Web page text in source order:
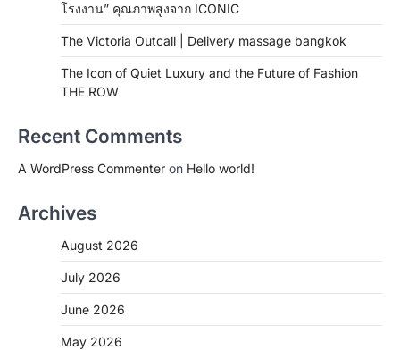
โรงงาน” คุณภาพสูงจาก ICONIC
The Victoria Outcall | Delivery massage bangkok
The Icon of Quiet Luxury and the Future of Fashion
THE ROW
Recent Comments
A WordPress Commenter on Hello world!
Archives
August 2026
July 2026
June 2026
May 2026